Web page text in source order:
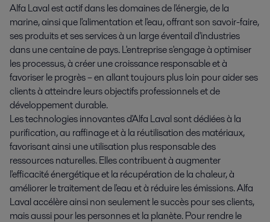
Alfa Laval est actif dans les domaines de l'énergie, de la
marine, ainsi que l'alimentation et l'eau, offrant son savoir-faire,
ses produits et ses services à un large éventail d'industries
dans une centaine de pays. L'entreprise s'engage à optimiser
les processus, à créer une croissance responsable et à
favoriser le progrès – en allant toujours plus loin pour aider ses
clients à atteindre leurs objectifs professionnels et de
développement durable.
Les technologies innovantes d'Alfa Laval sont dédiées à la
purification, au raffinage et à la réutilisation des matériaux,
favorisant ainsi une utilisation plus responsable des
ressources naturelles. Elles contribuent à augmenter
l'efficacité énergétique et la récupération de la chaleur, à
améliorer le traitement de l'eau et à réduire les émissions. Alfa
Laval accélère ainsi non seulement le succès pour ses clients,
mais aussi pour les personnes et la planète. Pour rendre le